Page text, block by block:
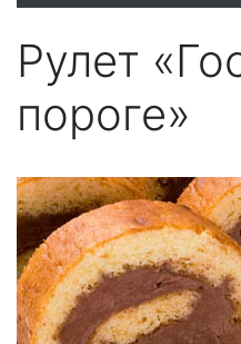
Рулет
пороге»